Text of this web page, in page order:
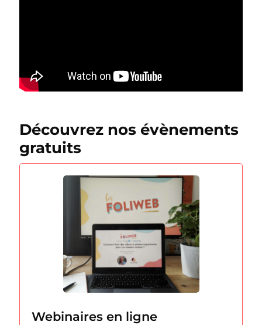
Découvrez nos évènements
gratuits
Webinaires en ligne